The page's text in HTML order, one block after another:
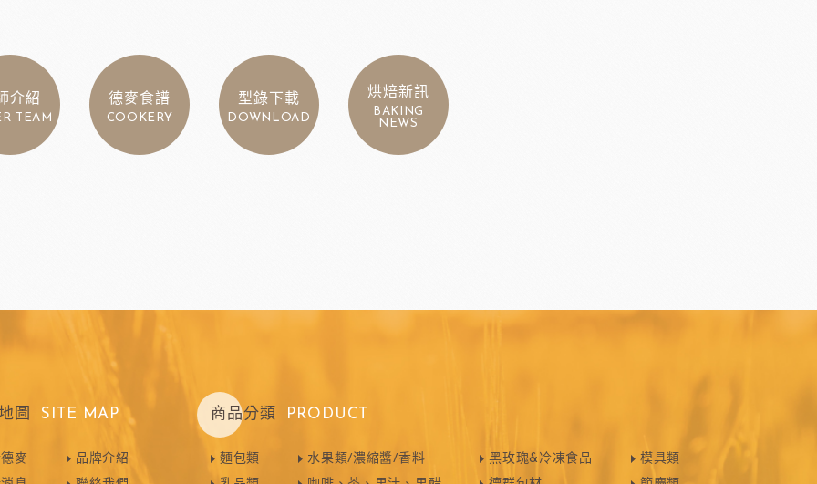
介紹
TEAM
德麥食譜
COOKERY
型錄下載
DOWNLOAD
烘焙新訊
BAKING
NEWS
圖 SITE MAP
麥
品牌介紹
商品分類 PRODUCT
麵包類
水果類/濃縮醬/香料
黑玫瑰&冷凍食品
模具類